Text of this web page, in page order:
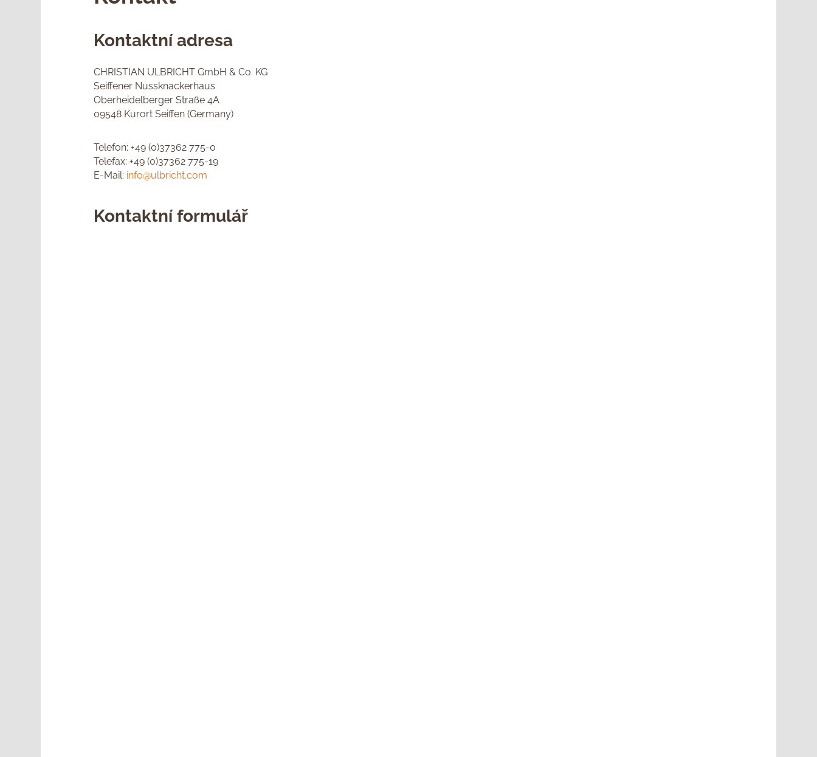
Kontaktní adresa
CHRISTIAN ULBRICHT GmbH & Co. KG
Seiffener Nussknackerhaus
Oberheidelberger Straße 4A
09548 Kurort Seiffen (Germany)
Telefon: +49 (0)37362 775-0
Telefax: +49 (0)37362 775-19
E-Mail: info@ulbricht.com
Kontaktní formulář